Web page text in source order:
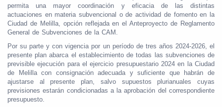
permita una mayor coordinación y eficacia de las distintas
actuaciones en materia subvencional o de actividad de fomento en la
Ciudad de Melilla, opción reflejada en el Anteproyecto de Reglamento
General de Subvenciones de la CAM.
Por su parte y con vigencia por un período de tres años 2024-2026, el
presente plan abarca el establecimiento de todas las subvenciones de
previsible ejecución para el ejercicio presupuestario 2024 en la Ciudad
de Melilla con consignación adecuada y suficiente que habrán de
ajustarse al presente plan, salvo supuestos plurianuales cuyas
previsiones estarán condicionadas a la aprobación del correspondiente
presupuesto.